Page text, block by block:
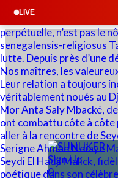
LIVE
Sign Up
0